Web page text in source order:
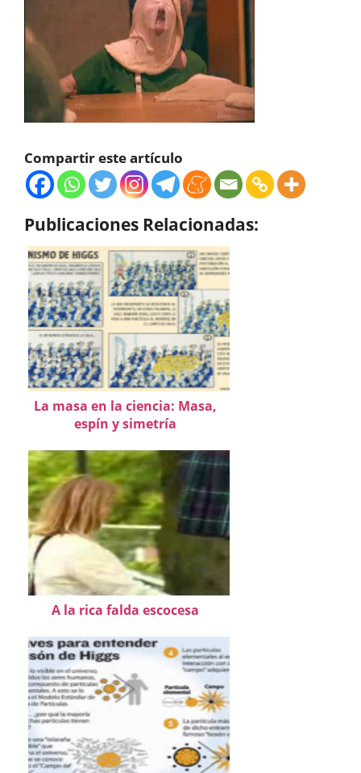
Compartir este artículo
Publicaciones Relacionadas:
La masa en la ciencia: Masa,
espín y simetría
A la rica falda escocesa